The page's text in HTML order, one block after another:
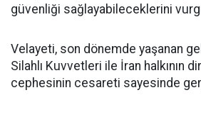
güvenliği sağlayabileceklerini
Velayeti, son dönemde yaşanan
Silahlı Kuvvetleri ile İran halkının
cephesinin cesareti sayesinde